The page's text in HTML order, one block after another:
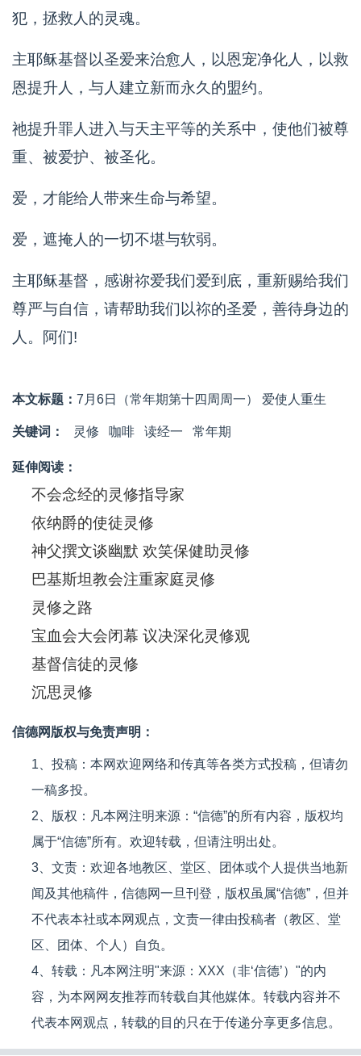
犯，拯救人的灵魂。
主耶稣基督以圣爱来治愈人，以恩宠净化人，以救
恩提升人，与人建立新而永久的盟约。
祂提升罪人进入与天主平等的关系中，使他们被尊
重、被爱护、被圣化。
爱，才能给人带来生命与希望。
爱，遮掩人的一切不堪与软弱。
主耶稣基督，感谢祢爱我们爱到底，重新赐给我们
尊严与自信，请帮助我们以祢的圣爱，善待身边的
人。阿们!
本文标题： 7月6日（常年期第十四周周一） 爱使人重生
关键词： 灵修 咖啡 读经一 常年期
延伸阅读：
不会念经的灵修指导家
依纳爵的使徒灵修
神父撰文谈幽默 欢笑保健助灵修
巴基斯坦教会注重家庭灵修
灵修之路
宝血会大会闭幕 议决深化灵修观
基督信徒的灵修
沉思灵修
信德网版权与免责声明：
1、投稿：本网欢迎网络和传真等各类方式投稿，但请勿
一稿多投。
2、版权：凡本网注明来源：“信德”的所有内容，版权均
属于“信德”所有。欢迎转载，但请注明出处。
3、文责：欢迎各地教区、堂区、团体或个人提供当地新
闻及其他稿件，信德网一旦刊登，版权虽属“信德”，但并
不代表本社或本网观点，文责一律由投稿者（教区、堂
区、团体、个人）自负。
4、转载：凡本网注明"来源：XXX（非‘信德’）"的内
容，为本网网友推荐而转载自其他媒体。转载内容并不
代表本网观点，转载的目的只在于传递分享更多信息。